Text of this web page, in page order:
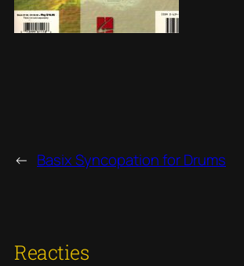
← Basix Syncopation for Drums
Reacties